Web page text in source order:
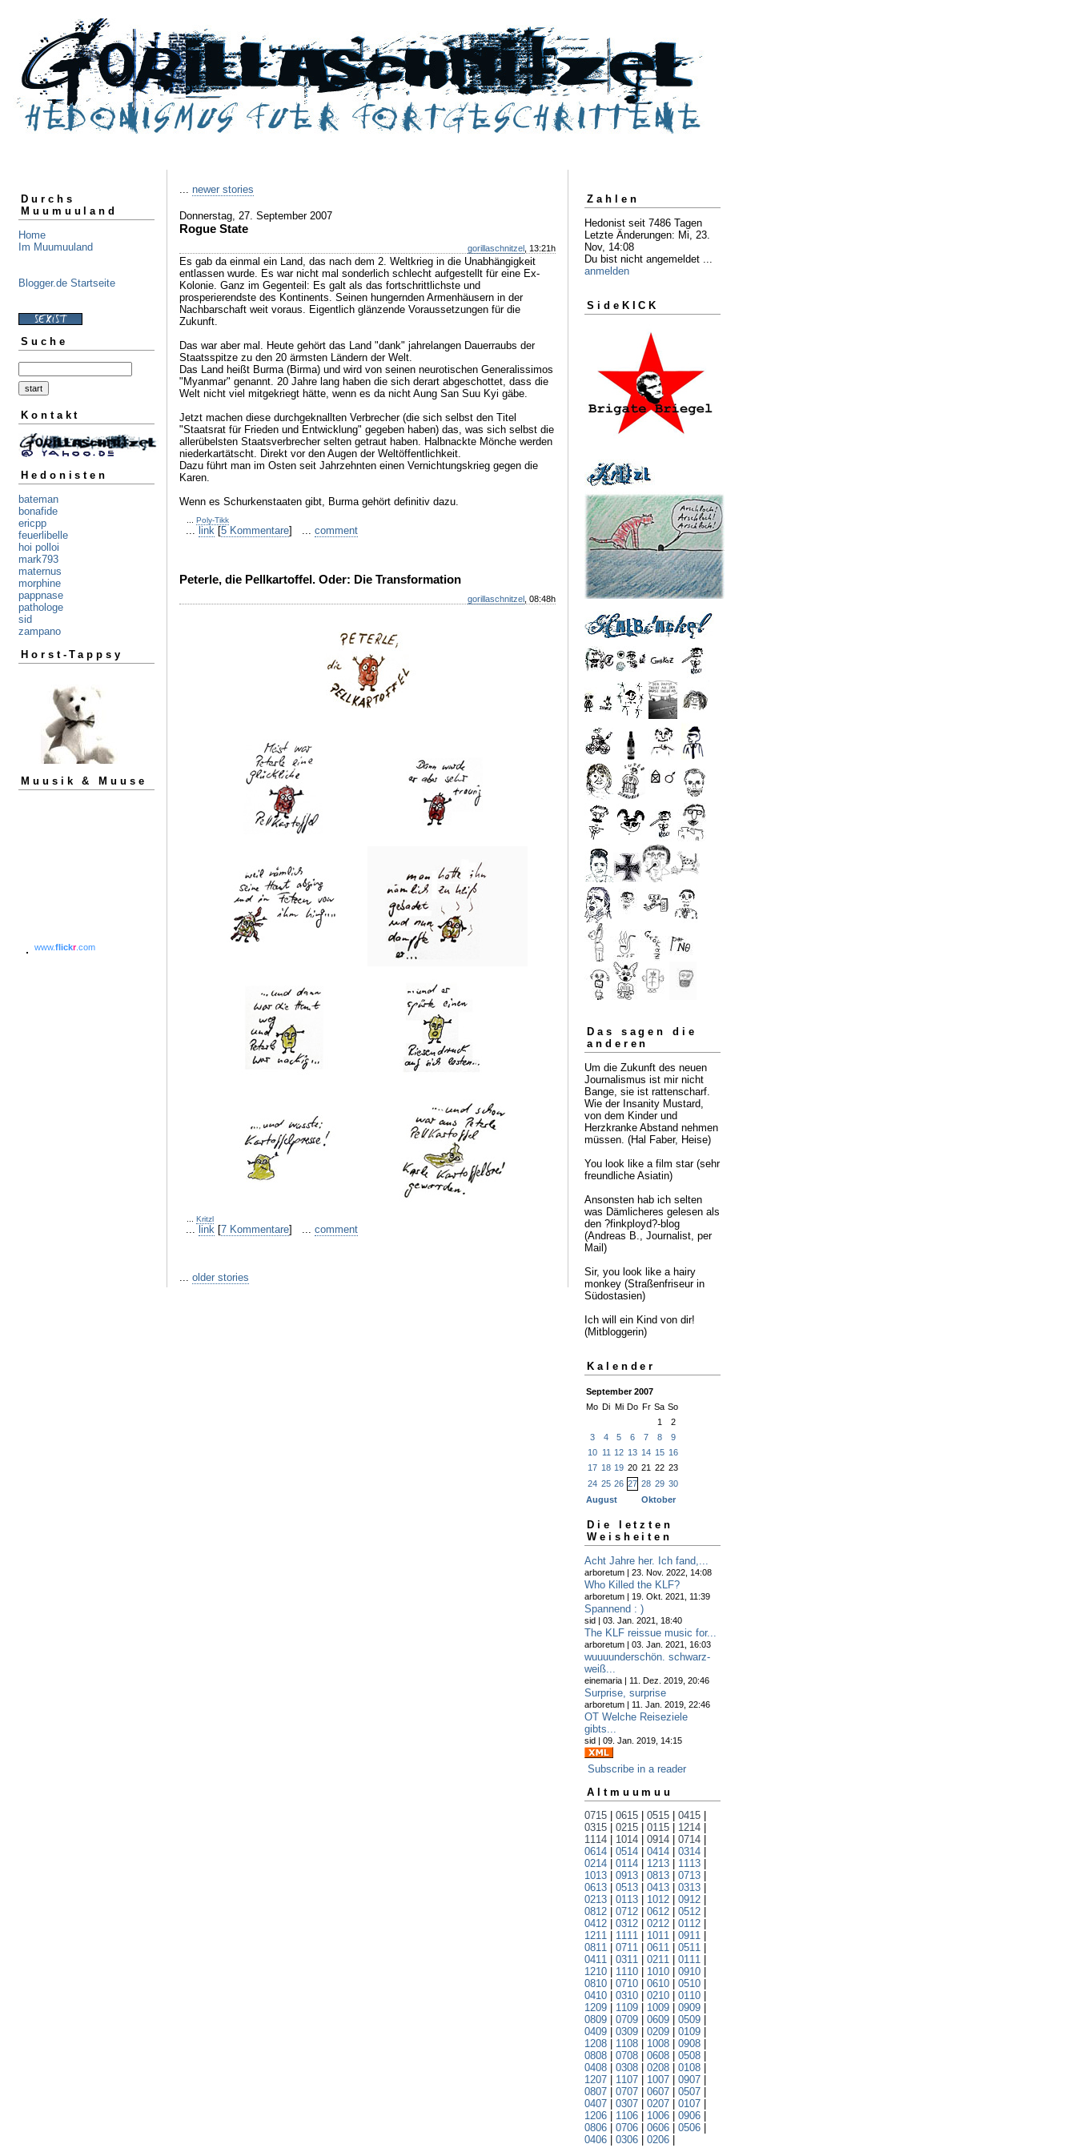
Durchs
Muumuuland
Home
Im Muumuuland
Blogger.de Startseite
Suche
Kontakt
Hedonisten
bateman
bonafide
ericpp
feuerlibelle
hoi polloi
mark793
maternus
morphine
pappnase
pathologe
sid
zampano
Horst-Tappsy
Muusik & Muuse
www.flickr.com
... newer stories
Donnerstag, 27. September 2007
Rogue State
gorillaschnitzel , 13:21h
Es gab da einmal ein Land, das nach dem 2. Weltkrieg in die Unabhängigkeit
entlassen wurde. Es war nicht mal sonderlich schlecht aufgestellt für eine Ex-
Kolonie. Ganz im Gegenteil: Es galt als das fortschrittlichste und
prosperierendste des Kontinents. Seinen hungernden Armenhäusern in der
Nachbarschaft weit voraus. Eigentlich glänzende Voraussetzungen für die
Zukunft.
Das war aber mal. Heute gehört das Land "dank" jahrelangen Dauerraubs der
Staatsspitze zu den 20 ärmsten Ländern der Welt.
Das Land heißt Burma (Birma) und wird von seinen neurotischen Generalissimos
"Myanmar" genannt. 20 Jahre lang haben die sich derart abgeschottet, dass die
Welt nicht viel mitgekriegt hätte, wenn es da nicht Aung San Suu Kyi gäbe.
Jetzt machen diese durchgeknallten Verbrecher (die sich selbst den Titel
"Staatsrat für Frieden und Entwicklung" gegeben haben) das, was sich selbst die
allerübelsten Staatsverbrecher selten getraut haben. Halbnackte Mönche werden
niederkartätscht. Direkt vor den Augen der Weltöffentlichkeit.
Dazu führt man im Osten seit Jahrzehnten einen Vernichtungskrieg gegen die
Karen.
Wenn es Schurkenstaaten gibt, Burma gehört definitiv dazu.
Poly-Tikk
... link [5 Kommentare] ... comment
Peterle, die Pellkartoffel. Oder: Die Transformation
gorillaschnitzel , 08:48h
Kritzl
... link [7 Kommentare] ... comment
... older stories
Zahlen
Hedonist seit 7486 Tagen
Letzte Änderungen: Mi, 23.
Nov, 14:08
Du bist nicht angemeldet ...
anmelden
SideKICK
Das sagen die
anderen
Um die Zukunft des neuen
Journalismus ist mir nicht
Bange, sie ist rattenscharf.
Wie der Insanity Mustard,
von dem Kinder und
Herzkranke Abstand nehmen
müssen. (Hal Faber, Heise)
You look like a film star (sehr
freundliche Asiatin)
Ansonsten hab ich selten
was Dämlicheres gelesen als
den ?finkployd?-blog
(Andreas B., Journalist, per
Mail)
Sir, you look like a hairy
monkey (Straßenfriseur in
Südostasien)
Ich will ein Kind von dir!
(Mitbloggerin)
Kalender
September 2007
Mo Di Mi Do Fr Sa So
1
2
3
4 5 6 7 8
9
10
11 12 13 14 15 16
17 18 19 20 21 22 23
24 25 26 27 28 29 30
August
Oktober
Die letzten
Weisheiten
Acht Jahre her. Ich fand,...
arboretum | 23. Nov. 2022, 14:08
Who Killed the KLF?
arboretum | 19. Okt. 2021, 11:39
Spannend : )
sid | 03. Jan. 2021, 18:40
The KLF reissue music for...
arboretum | 03. Jan. 2021, 16:03
wuuuunderschön. schwarz-
weiß...
einemaria | 11. Dez. 2019, 20:46
Surprise, surprise
arboretum | 11. Jan. 2019, 22:46
OT Welche Reiseziele
gibts...
sid | 09. Jan. 2019, 14:15
Subscribe in a reader
Altmuumuu
0715
0615 0515 0415
0315
0215 0115 1214
1114
1014 0914 0714
0614
0514 0414 0314
0214
0114 1213 1113
1013
0913 0813 0713
0613
0513 0413 0313
0213
0113 1012 0912
0812
0712 0612 0512
0412
0312 0212 0112
1211
1111 1011 0911
0811
0711 0611 0511
0411
0311 0211 0111
1210
1110 1010 0910
0810
0710 0610 0510
0410
0310 0210 0110
1209
1109 1009 0909
0809
0709 0609 0509
0409
0309 0209 0109
1208
1108 1008 0908
0808
0708 0608 0508
0408
0308 0208 0108
1207
1107 1007 0907
0807
0707 0607 0507
0407
0307 0207 0107
1206
1106 1006 0906
0806
0706 0606 0506
0406
0306 0206